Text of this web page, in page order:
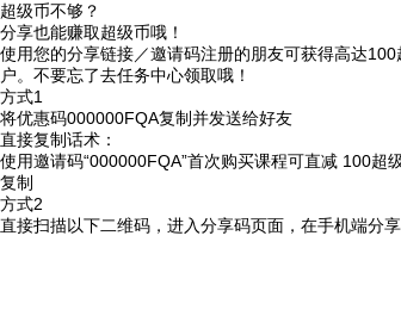
超级币不够？
分享也能赚取超级币哦！
使用您的分享链接／邀请码注册的朋友可获得高达
户。不要忘了去任务中心领取哦！
方式1
将优惠码000000FQA复制并发送给好友
直接复制话术：
使用邀请码“000000FQA”首次购买课程可直减 100
复制
方式2
直接扫描以下二维码，进入分享码页面，在手机端分享